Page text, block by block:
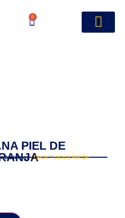
0
PIEL DE
/ Dedal Turkana Piel De